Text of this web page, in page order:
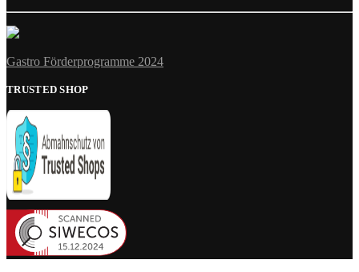
Gastro Förderprogramme 2024
TRUSTED SHOP